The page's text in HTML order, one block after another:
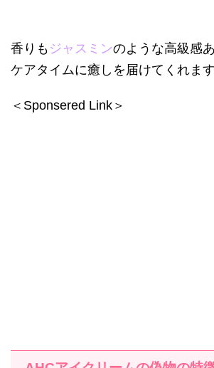
香りも ジャスミンのような高級感
ケアタイムに癒しを届けてくれます
＜Sponsered Link＞